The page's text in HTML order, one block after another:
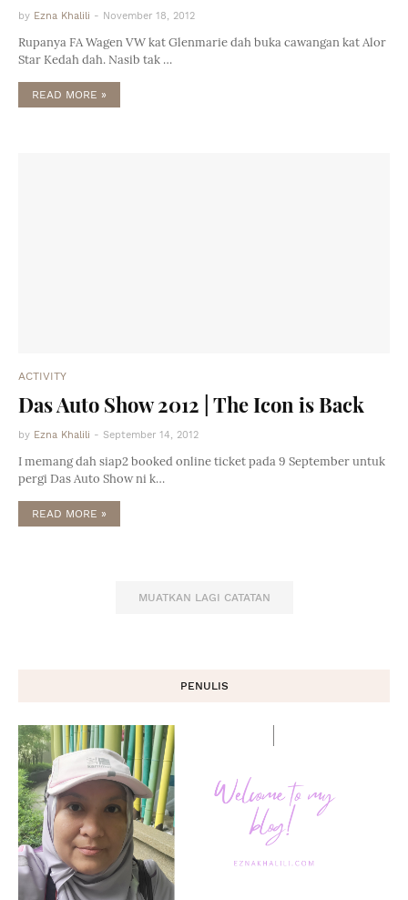
by Ezna Khalili - November 18, 2012
Rupanya FA Wagen VW kat Glenmarie dah buka cawangan kat Alor
Star Kedah dah. Nasib tak …
READ MORE »
ACTIVITY
Das Auto Show 2012 | The Icon is Back
by Ezna Khalili - September 14, 2012
I memang dah siap2 booked online ticket pada 9 September untuk
pergi Das Auto Show ni k…
READ MORE »
MUATKAN LAGI CATATAN
PENULIS